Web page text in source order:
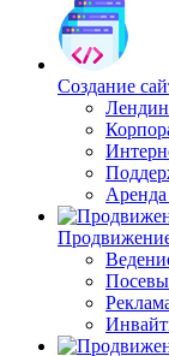
Создание
Аренда
Посевы